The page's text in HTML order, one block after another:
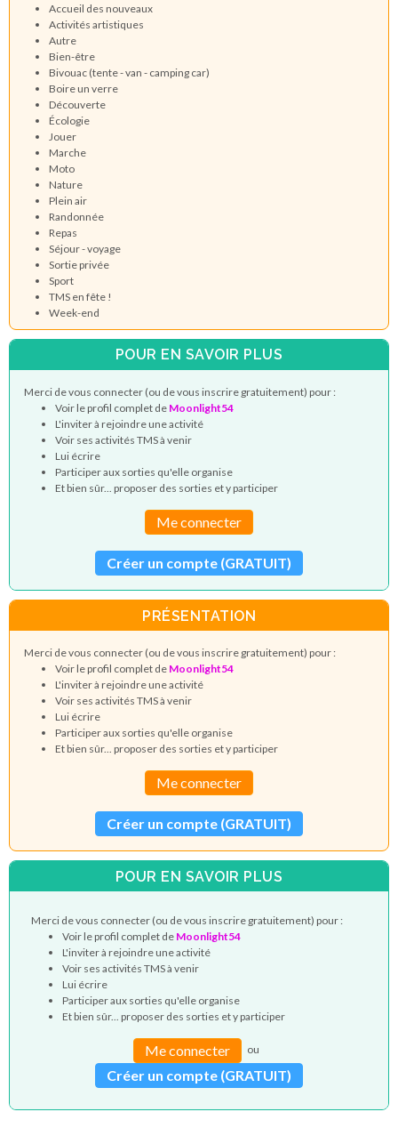
Accueil des nouveaux
Activités artistiques
Autre
Bien-être
Bivouac (tente - van - camping car)
Boire un verre
Découverte
Écologie
Jouer
Marche
Moto
Nature
Plein air
Randonnée
Repas
Séjour - voyage
Sortie privée
Sport
TMS en fête !
Week-end
POUR EN SAVOIR PLUS
Merci de vous connecter (ou de vous inscrire gratuitement) pour :
Voir le profil complet de Moonlight54
L'inviter à rejoindre une activité
Voir ses activités TMS à venir
Lui écrire
Participer aux sorties qu'elle organise
Et bien sûr... proposer des sorties et y participer
Me connecter
Créer un compte (GRATUIT)
PRÉSENTATION
Merci de vous connecter (ou de vous inscrire gratuitement) pour :
Voir le profil complet de Moonlight54
L'inviter à rejoindre une activité
Voir ses activités TMS à venir
Lui écrire
Participer aux sorties qu'elle organise
Et bien sûr... proposer des sorties et y participer
Me connecter
Créer un compte (GRATUIT)
POUR EN SAVOIR PLUS
Merci de vous connecter (ou de vous inscrire gratuitement) pour :
Voir le profil complet de Moonlight54
L'inviter à rejoindre une activité
Voir ses activités TMS à venir
Lui écrire
Participer aux sorties qu'elle organise
Et bien sûr... proposer des sorties et y participer
Me connecter ou
Créer un compte (GRATUIT)